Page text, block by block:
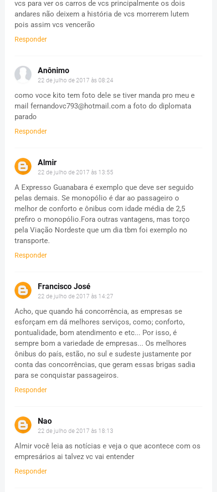
vcs para ver os carros de vcs principalmente os dois
andares não deixem a história de vcs morrerem lutem
pois assim vcs vencerão
Responder
Anônimo
22 de julho de 2017 às 08:24
como voce kito tem foto dele se tiver manda pro meu e
mail fernandovc793@hotmail.com a foto do diplomata
parado
Responder
Almir
22 de julho de 2017 às 13:55
A Expresso Guanabara é exemplo que deve ser seguido
pelas demais. Se monopólio é dar ao passageiro o
melhor de conforto e ônibus com idade média de 2,5
prefiro o monopólio.Fora outras vantagens, mas torço
pela Viação Nordeste que um dia tbm foi exemplo no
transporte.
Responder
Francisco José
22 de julho de 2017 às 14:27
Acho, que quando há concorrência, as empresas se
esforçam em dá melhores serviços, como; conforto,
pontualidade, bom atendimento e etc... Por isso, é
sempre bom a variedade de empresas... Os melhores
ônibus do país, estão, no sul e sudeste justamente por
conta das concorrências, que geram essas brigas sadia
para se conquistar passageiros.
Responder
Nao
22 de julho de 2017 às 18:13
Almir você leia as notícias e veja o que acontece com os
empresários ai talvez vc vai entender
Responder